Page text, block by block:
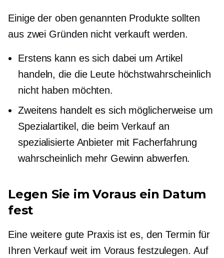
Einige der oben genannten Produkte sollten
aus zwei Gründen nicht verkauft werden.
Erstens kann es sich dabei um Artikel
handeln, die die Leute höchstwahrscheinlich
nicht haben möchten.
Zweitens handelt es sich möglicherweise um
Spezialartikel, die beim Verkauf an
spezialisierte Anbieter mit Facherfahrung
wahrscheinlich mehr Gewinn abwerfen.
Legen Sie im Voraus ein Datum
fest
Eine weitere gute Praxis ist es, den Termin für
Ihren Verkauf weit im Voraus festzulegen. Auf